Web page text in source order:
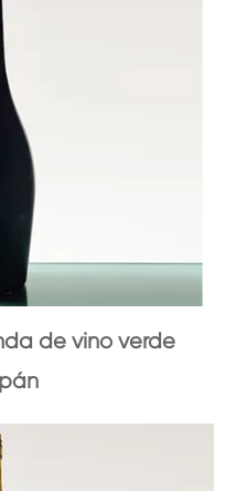
de vino verde